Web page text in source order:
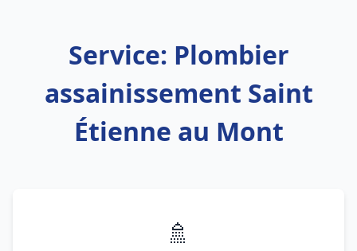
Service: Plombier
assainissement Saint
Étienne au Mont
🚿